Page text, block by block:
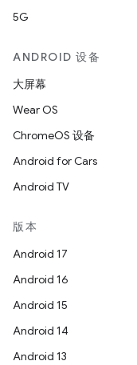
5G
ANDROID 设备
大屏幕
Wear OS
ChromeOS 设备
Android for Cars
Android TV
版本
Android 17
Android 16
Android 15
Android 14
Android 13